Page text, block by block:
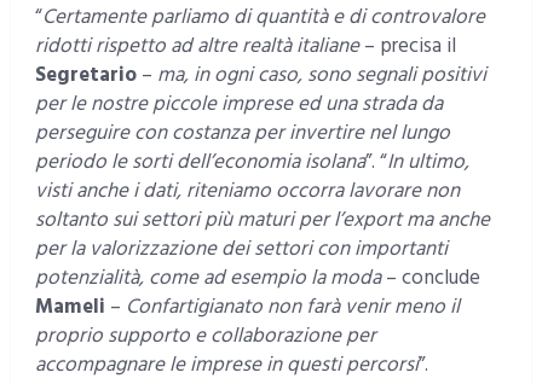
“Certamente parliamo di quantità e di controvalore
ridotti rispetto ad altre realtà italiane– precisa il
Segretario– ma, in ogni caso, sono segnali positivi
per le nostre piccole imprese ed una strada da
perseguire con costanza per invertire nel lungo
periodo le sorti dell’economia isolana”. “In ultimo,
visti anche i dati, riteniamo occorra lavorare non
soltanto sui settori più maturi per l’export ma anche
per la valorizzazione dei settori con importanti
potenzialità, come ad esempio la moda– conclude
Mameli – Confartigianato non farà venir meno il
proprio supporto e collaborazione per
accompagnare le imprese in questi percorsi”.